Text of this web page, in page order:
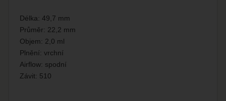
Délka: 49,7 mm
Průměr: 22,2 mm
Objem: 2,0 ml
Plnění: vrchní
Airflow: spodní
Závit: 510